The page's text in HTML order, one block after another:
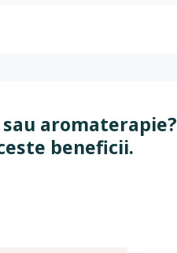
aromaterapie?
beneficii.